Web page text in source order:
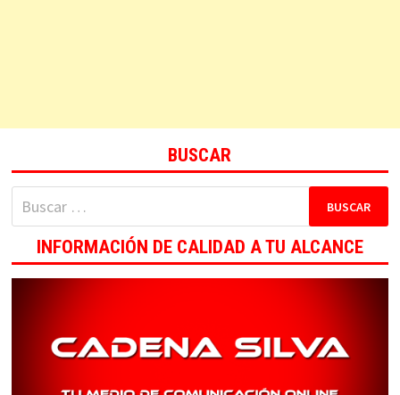
BUSCAR
Buscar:
INFORMACIÓN DE CALIDAD A TU ALCANCE